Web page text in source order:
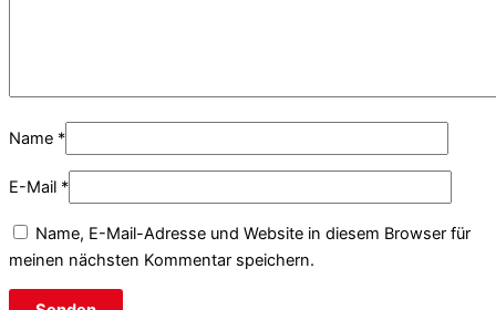
Name *
E-Mail *
Name, E-Mail-Adresse und Website in diesem Browser für
meinen nächsten Kommentar speichern.